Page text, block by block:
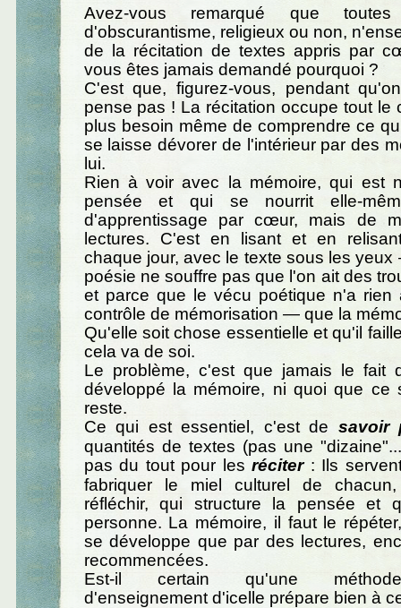
Avez-vous remarqué que
d'obscurantisme, religieux ou non,
de la récitation de textes appris par
vous êtes jamais demandé pourquoi ?
C'est que, figurez-vous, pendant
pense pas ! La récitation occupe tout le
plus besoin même de comprendre ce
se laisse dévorer de l'intérieur par des
lui.
Rien à voir avec la mémoire, qui est
pensée et qui se nourrit elle-
d'apprentissage par cœur, mais de
lectures. C'est en lisant et en
chaque jour, avec le texte sous les
poésie ne souffre pas que l'on ait des
et parce que le vécu poétique n'a rien
contrôle de mémorisation — que la
Qu'elle soit chose essentielle et qu'il
cela va de soi.
Le problème, c'est que jamais le fait
développé la mémoire, ni quoi que ce
reste.
Ce qui est essentiel, c'est de savoir
quantités de textes (pas une
pas du tout pour lesréciter: Ils
fabriquer le miel culturel de
réfléchir, qui structure la pensée et
personne. La mémoire, il faut le
se développe que par des lectures,
recommencées.
Est-il certain qu'une
d'enseignement d'icelle prépare bien à